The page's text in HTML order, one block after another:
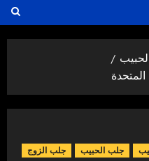
جلب الحبيب
جلب الزوج